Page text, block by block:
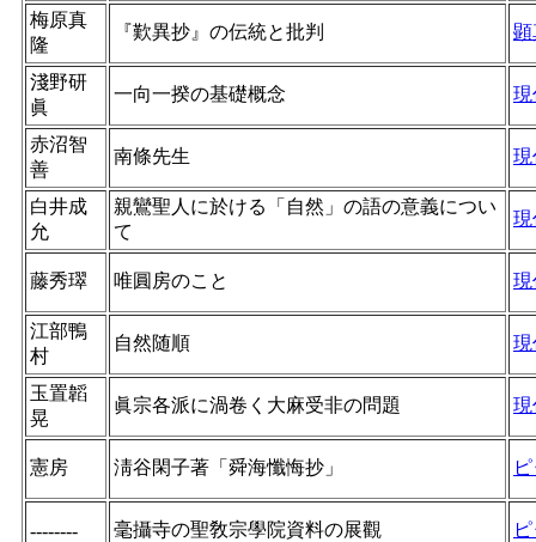
梅原真
隆
『歎異抄』の伝統と批判 顕
淺野研
眞
一向一揆の基礎概念 現
赤沼智
善
南條先生 現
白井成
允
親鸞聖人に於ける「自然」の語の意義につい
て
現
藤秀璻 唯圓房のこと 現
江部鴨
村
自然随順 現
玉置韜
晃
眞宗各派に渦卷く大麻受非の問題 現
憲房󠄁 淸谷閑子著「舜海懺悔抄」
-------- 毫攝寺の聖敎宗學院資料の展觀